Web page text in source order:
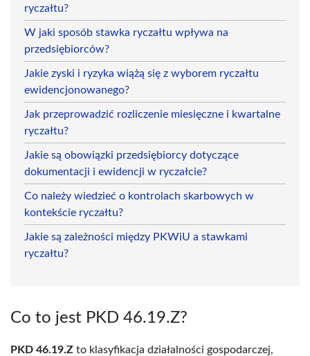
ryczałtu?
W jaki sposób stawka ryczałtu wpływa na
przedsiębiorców?
Jakie zyski i ryzyka wiążą się z wyborem ryczałtu
ewidencjonowanego?
Jak przeprowadzić rozliczenie miesięczne i kwartalne
ryczałtu?
Jakie są obowiązki przedsiębiorcy dotyczące
dokumentacji i ewidencji w ryczałcie?
Co należy wiedzieć o kontrolach skarbowych w
kontekście ryczałtu?
Jakie są zależności między PKWiU a stawkami
ryczałtu?
Co to jest PKD 46.19.Z?
PKD 46.19.Z to klasyfikacja działalności gospodarczej,